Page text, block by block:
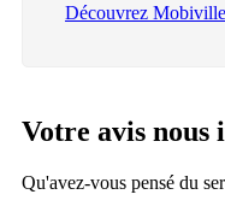
Découvrez Mobiville
Votre avis nous
Qu'avez-vous pensé du